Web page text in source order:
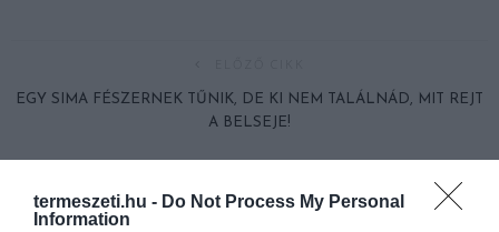
termeszeti.hu - Do Not Process My Personal
Information
EGY SIMA FÉSZERNEK TŰNIK, DE KI NEM TALÁLNÁD, MIT REJT
A BELSEJE!
ELKÉPESZTŐ KERTEK, ELKÉPESZTŐ HELYEKEN